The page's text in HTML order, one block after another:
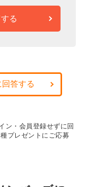
る
答する
ン・会員登録せずに回
プレゼントにご応募